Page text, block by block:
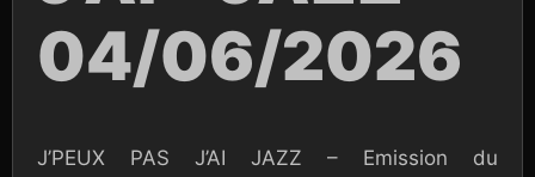
04/06/2026
J’PEUX PAS J’AI JAZZ – Emission du